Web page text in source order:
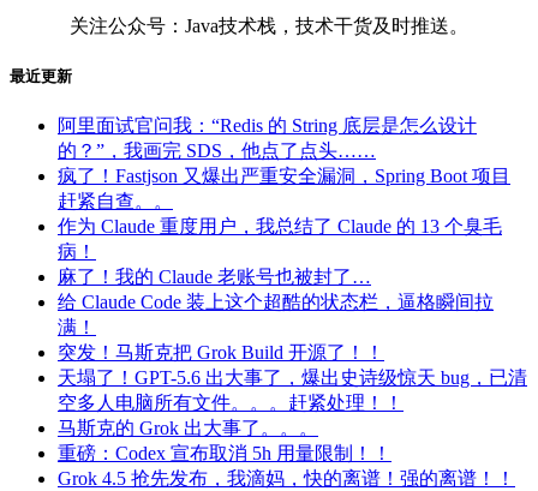
关注公众号：Java技术栈，技术干货及时推送。
最近更新
阿里面试官问我：“Redis 的 String 底层是怎么设计
的？”，我画完 SDS，他点了点头……
疯了！Fastjson 又爆出严重安全漏洞，Spring Boot 项目
赶紧自查。。
作为 Claude 重度用户，我总结了 Claude 的 13 个臭毛
病！
麻了！我的 Claude 老账号也被封了…
给 Claude Code 装上这个超酷的状态栏，逼格瞬间拉
满！
突发！马斯克把 Grok Build 开源了！！
天塌了！GPT-5.6 出大事了，爆出史诗级惊天 bug，已清
空多人电脑所有文件。。。赶紧处理！！
马斯克的 Grok 出大事了。。。
重磅：Codex 宣布取消 5h 用量限制！！
Grok 4.5 抢先发布，我滴妈，快的离谱！强的离谱！！